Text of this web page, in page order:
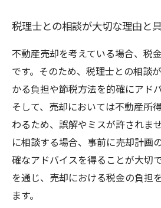
税理士との相談が大切な理由と
不動産売却を考えている場合、税
です。そのため、税理士との相談
かる負担や節税方法を的確にアド
そして、売却においては不動産所
わるため、誤解やミスが許されま
に相談する場合、事前に売却計画
確なアドバイスを得ることが大切
を通じ、売却における税金の負担
ます。